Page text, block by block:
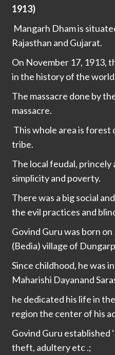
1913)
Mangarh Dham is
Rajasthan and Gujarat.
On November 17, 1913,
in the history of the
The massacre done by
massacre.
This whole area is forest
tribe.
The local feudal,
simplicity and poverty.
There was a big social
the evil practices and
Govind Guru was born
(Bedia) village of
Since childhood, he was
Maharishi Dayanand
he dedicated his life in
region the center of his
Govind Guru established
theft, adultery etc .;